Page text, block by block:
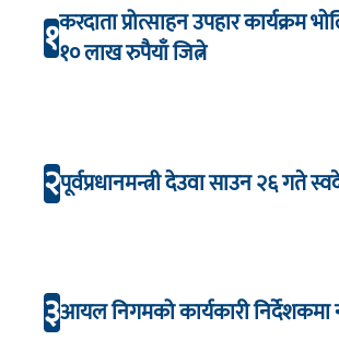
१करदाता प्रोत्साहन उपहार कार्यक्रम
१० लाख रुपैयाँ जित्ने
२पूर्वप्रधानमन्त्री देउवा साउन २६ गते
३आयल निगमको कार्यकारी निर्देशकमा